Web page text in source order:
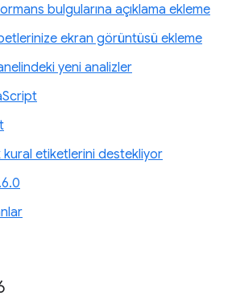
bulgularına açıklama ekleme
ekran görüntüsü ekleme
yeni analizler
kural etiketlerini destekliyor